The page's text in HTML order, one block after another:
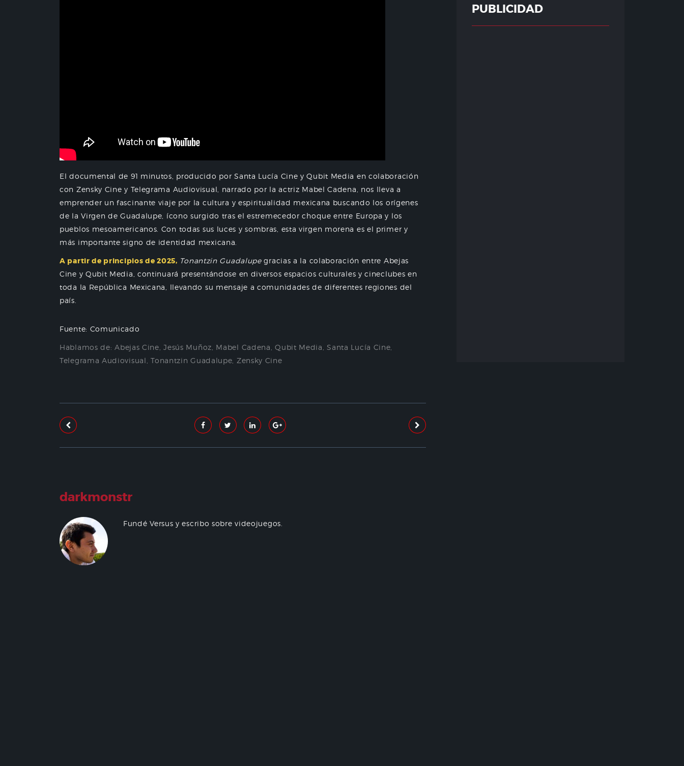
El documental de 91 minutos, producido por Santa Lucía Cine y Qubit Media en colaboración
con Zensky Cine y Telegrama Audiovisual, narrado por la actriz Mabel Cadena, nos lleva a
emprender un fascinante viaje por la cultura y espiritualidad mexicana buscando los orígenes
de la Virgen de Guadalupe, ícono surgido tras el estremecedor choque entre Europa y los
pueblos mesoamericanos. Con todas sus luces y sombras, esta virgen morena es el primer y
más importante signo de identidad mexicana.
A partir de principios de 2025, Tonantzin Guadalupegracias a la colaboración entre Abejas
Cine y Qubit Media, continuará presentándose en diversos espacios culturales y cineclubes en
toda la República Mexicana, llevando su mensaje a comunidades de diferentes regiones del
país.
Fuente: Comunicado
Hablamos de:Abejas Cine ,Jesús Muñoz Mabel Cadena ,Qubit Media ,Santa Lucía Cine
Telegrama Audiovisual ,Tonantzin Guadalupe Zensky Cine
darkmonstr
Fundé Versus y escribo sobre videojuegos.
PUBLICIDAD